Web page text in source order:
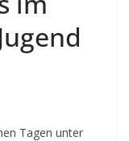
Tagen unter